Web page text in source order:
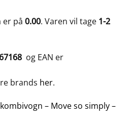
er på 0.00. Varen vil tage 1-2
og EAN er
brands her.
– Move so simply –